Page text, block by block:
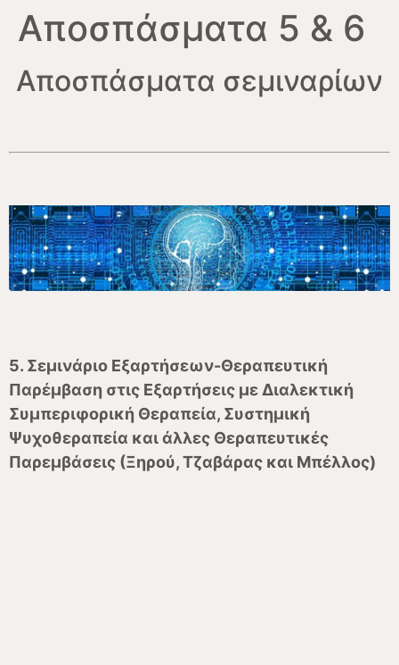
Αποσπάσματα 5 & 6
Αποσπάσματα σεμιναρίων
5. Σεμινάριο Εξαρτήσεων-Θεραπευτική
Παρέμβαση στις Εξαρτήσεις με Διαλεκτική
Συμπεριφορική Θεραπεία, Συστημική
Ψυχοθεραπεία και άλλες Θεραπευτικές
Παρεμβάσεις (Ξηρού, Τζαβάρας και Μπέλλος)